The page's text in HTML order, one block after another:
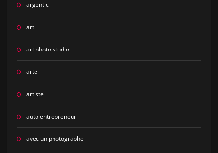
argentic
art
art photo studio
arte
artiste
auto entrepreneur
avec un photographe